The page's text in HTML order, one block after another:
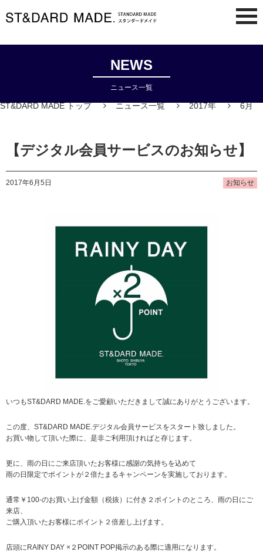
NEWS
ニュース一覧
ST&DARD MADE トップ ニュース一覧 2017年 6月
【デジタル会員サービスのお知らせ】
2017年6月5日 お知らせ
いつもST&DARD MADE.をご愛顧いただきまして誠にありがとうございます。
この度、ST&DARD MADE.デジタル会員サービスをスタート致しました。
お買い物して頂いた際に、是非ご利用頂ければと存じます。
更に、雨の日にご来店頂いたお客様に感謝の気持ちを込めて
雨の日限定でポイントが２倍たまるキャンペーンを実施しております。
通常￥100-のお買い上げ金額（税抜）に付き２ポイントのところ、雨の日にご
来店、
ご購入頂いたお客様にポイント２倍差し上げます。
店頭にRAINY DAY ×２POINT POP掲示のある際に適用になります。